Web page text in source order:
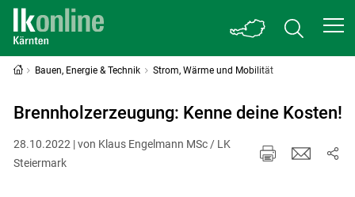
Bauen, Energie & Technik Strom, Wärme und Mobilität
Brennholzerzeugung: Kenne deine Kosten!
28.10.2022 | von Klaus Engelmann MSc / LK
Steiermark